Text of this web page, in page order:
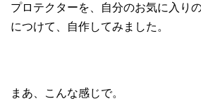
プロテクターを、自分のお気に入り
につけて、自作してみました。
まあ、こんな感じで。